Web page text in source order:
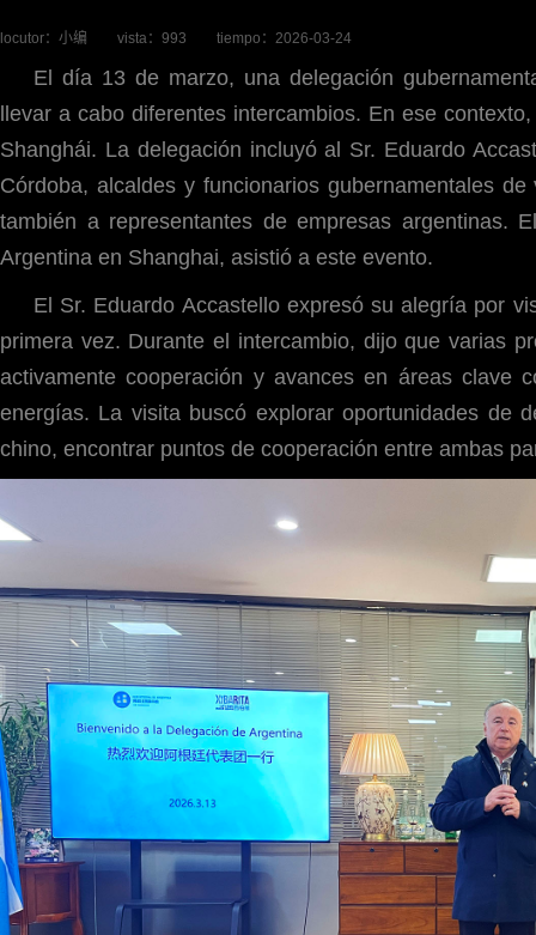
locutor： 小编 vista： 993 tiempo： 2026-03-24
El día 13 de marzo, una delegación
llevar a cabo diferentes intercambios. En ese
Shanghái. La delegación incluyó al Sr. Eduardo
Córdoba, alcaldes y funcionarios gubernamentales
también a representantes de empresas argentinas.
Argentina en Shanghai, asistió a este evento.
El Sr. Eduardo Accastello expresó su alegría por
primera vez. Durante el intercambio, dijo que varias
activamente cooperación y avances en áreas clave
energías. La visita buscó explorar oportunidades de
chino, encontrar puntos de cooperación entre ambas